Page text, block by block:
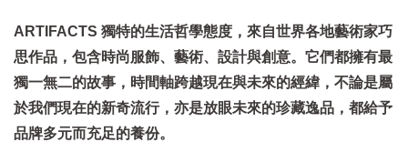
ARTIFACTS 獨特的生活哲學態度，來自世界各地藝術家巧
思作品，包含時尚服飾、藝術、設計與創意。它們都擁有最
獨一無二的故事，時間軸跨越現在與未來的經緯，不論是屬
於我們現在的新奇流行，亦是放眼未來的珍藏逸品，都給予
品牌多元而充足的養份。